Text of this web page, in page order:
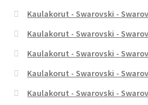
Kaulakorut - Swarovski -
Kaulakorut - Swarovski -
Kaulakorut - Swarovski -
Kaulakorut - Swarovski -
Kaulakorut - Swarovski -